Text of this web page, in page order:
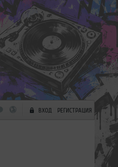
ВХОД РЕГИСТРАЦИЯ